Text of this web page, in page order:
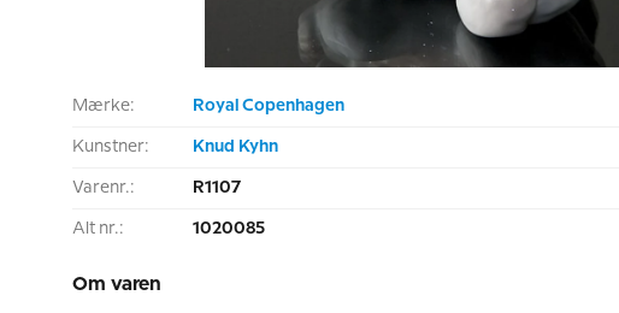
Mærke: Royal Copenhagen
Kunstner: Knud Kyhn
Varenr.: R1107
Alt nr.: 1020085
Om varen